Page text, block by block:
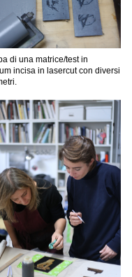
di una matrice/test in
incisa in lasercut con diversi